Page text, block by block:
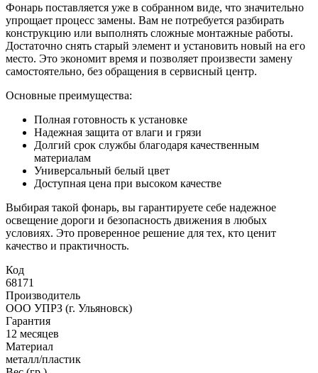
Фонарь поставляется уже в собранном виде, что значительно
упрощает процесс замены. Вам не потребуется разбирать
конструкцию или выполнять сложные монтажные работы.
Достаточно снять старый элемент и установить новый на его
место. Это экономит время и позволяет произвести замену
самостоятельно, без обращения в сервисный центр.
Основные преимущества:
Полная готовность к установке
Надежная защита от влаги и грязи
Долгий срок службы благодаря качественным
материалам
Универсальный белый цвет
Доступная цена при высоком качестве
Выбирая такой фонарь, вы гарантируете себе надежное
освещение дороги и безопасность движения в любых
условиях. Это проверенное решение для тех, кто ценит
качество и практичность.
Код
68171
Производитель
ООО УПРЗ (г. Ульяновск)
Гарантия
12 месяцев
Материал
металл/пластик